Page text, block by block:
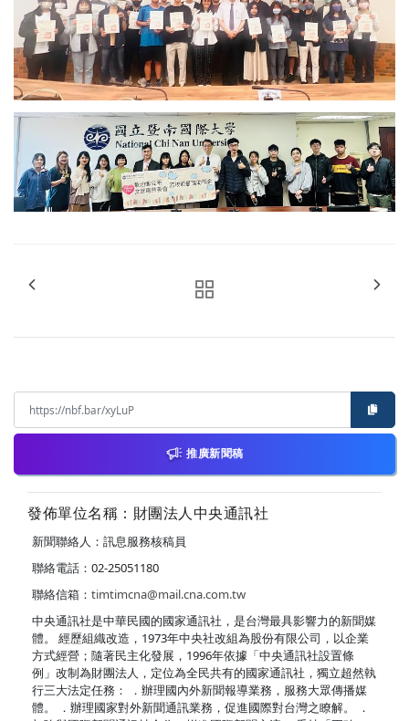
推廣新聞稿
發佈單位名稱：財團法人中央通訊社
新聞聯絡人：訊息服務核稿員
聯絡電話：02-25051180
聯絡信箱： timtimcna@mail.cna.com.tw
中央通訊社是中華民國的國家通訊社，是台灣最具影響力的新聞媒
體。 經歷組織改造，1973年中央社改組為股份有限公司，以企業
方式經營；隨著民主化發展，1996年依據「中央通訊社設置條
例」改制為財團法人，定位為全民共有的國家通訊社，獨立超然執
行三大法定任務： ．辦理國內外新聞報導業務，服務大眾傳播媒
體。 ．辦理國家對外新聞通訊業務，促進國際對台灣之瞭解。 ．